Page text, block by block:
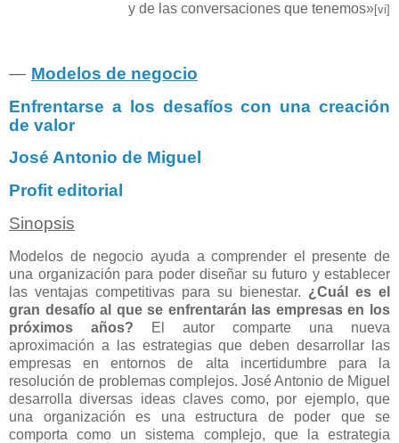
y de las conversaciones que tenemos»[vi]
— Modelos de negocio
Enfrentarse a los desafíos con una creación
de valor
José Antonio de Miguel
Profit editorial
Sinopsis
Modelos de negocio ayuda a comprender el presente de
una organización para poder diseñar su futuro y establecer
las ventajas competitivas para su bienestar. ¿Cuál es el
gran desafío al que se enfrentarán las empresas en los
próximos años? El autor comparte una nueva
aproximación a las estrategias que deben desarrollar las
empresas en entornos de alta incertidumbre para la
resolución de problemas complejos. José Antonio de Miguel
desarrolla diversas ideas claves como, por ejemplo, que
una organización es una estructura de poder que se
comporta como un sistema complejo, que la estrategia